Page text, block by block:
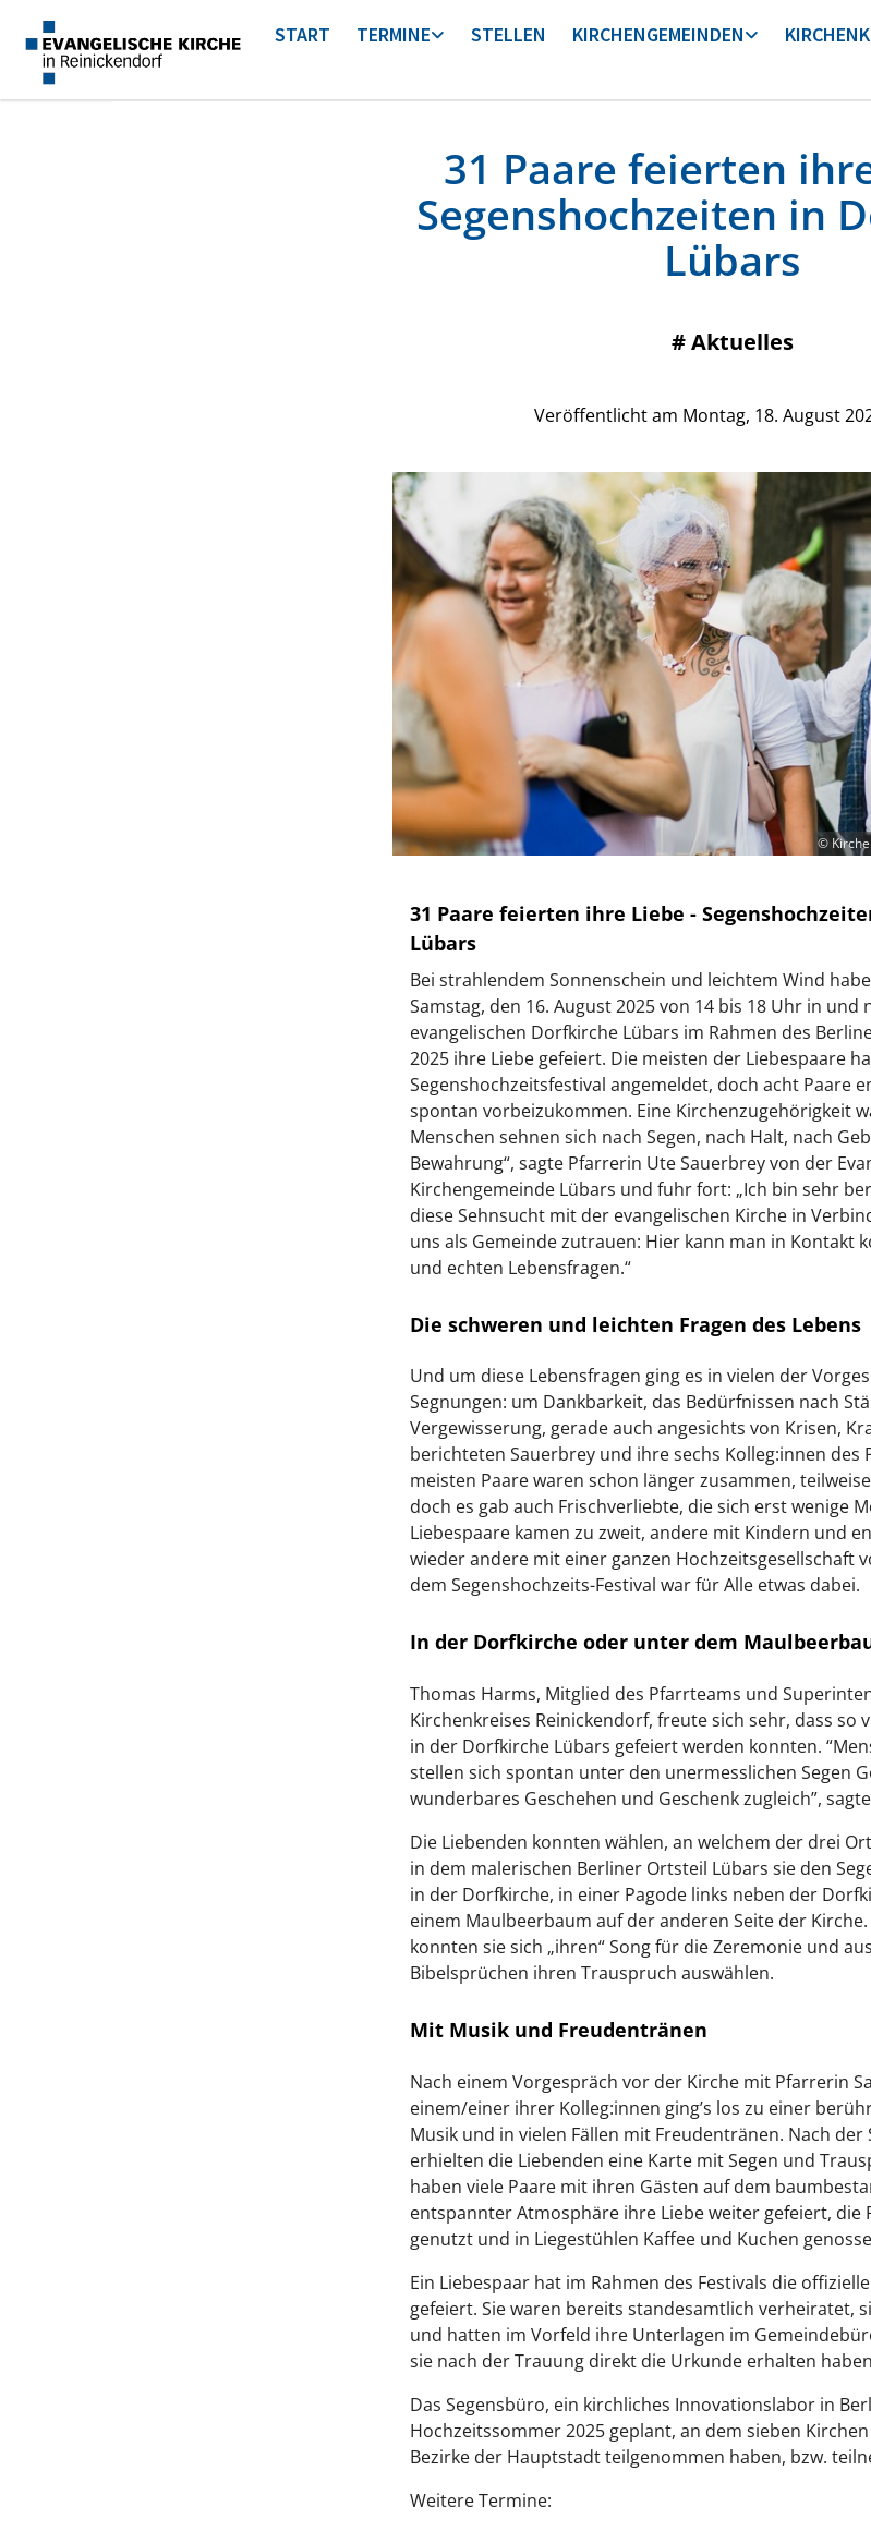
START TERMINE STELLEN KIRCHENGEMEINDEN
31 Paare feierten
Segenshochzeiten in
Lübars
#Aktuelles
Veröffentlicht am Montag, 18. August
©
31 Paare feierten ihre Liebe -
Lübars
Bei strahlendem Sonnenschein und leichtem Wind
Samstag, den 16. August 2025 von 14 bis 18 Uhr in und
evangelischen Dorfkirche Lübars im Rahmen des
2025 ihre Liebe gefeiert. Die meisten der Liebespaare
Segenshochzeitsfestival angemeldet, doch acht Paare
spontan vorbeizukommen. Eine Kirchenzugehörigkeit
Menschen sehnen sich nach Segen, nach Halt, nach
Bewahrung“, sagte Pfarrerin Ute Sauerbrey von der
Kirchengemeinde Lübars und fuhr fort: „Ich bin sehr
diese Sehnsucht mit der evangelischen Kirche in
uns als Gemeinde zutrauen: Hier kann man in Kontakt
und echten Lebensfragen.“
Die schweren und leichten Fragen des Lebens
Und um diese Lebensfragen ging es in vielen der
Segnungen: um Dankbarkeit, das Bedürfnissen nach
Vergewisserung, gerade auch angesichts von Krisen,
berichteten Sauerbrey und ihre sechs Kolleg:innen des
meisten Paare waren schon länger zusammen,
doch es gab auch Frischverliebte, die sich erst wenige
Liebespaare kamen zu zweit, andere mit Kindern und
wieder andere mit einer ganzen Hochzeitsgesellschaft
dem Segenshochzeits-Festival war für Alle etwas dabei.
In der Dorfkirche oder unter dem
Thomas Harms, Mitglied des Pfarrteams und
Kirchenkreises Reinickendorf, freute sich sehr, dass so
in der Dorfkirche Lübars gefeiert werden konnten.
stellen sich spontan unter den unermesslichen Segen
wunderbares Geschehen und Geschenk zugleich”,
Die Liebenden konnten wählen, an welchem der drei
in dem malerischen Berliner Ortsteil Lübars sie den
in der Dorfkirche, in einer Pagode links neben der
einem Maulbeerbaum auf der anderen Seite der
konnten sie sich „ihren“ Song für die Zeremonie und
Bibelsprüchen ihren Trauspruch auswählen.
Mit Musik und Freudentränen
Nach einem Vorgespräch vor der Kirche mit Pfarrerin
einem/einer ihrer Kolleg:innen ging’s los zu einer
Musik und in vielen Fällen mit Freudentränen. Nach der
erhielten die Liebenden eine Karte mit Segen und
haben viele Paare mit ihren Gästen auf dem
entspannter Atmosphäre ihre Liebe weiter gefeiert, die
genutzt und in Liegestühlen Kaffee und Kuchen
Ein Liebespaar hat im Rahmen des Festivals die
gefeiert. Sie waren bereits standesamtlich verheiratet,
und hatten im Vorfeld ihre Unterlagen im
sie nach der Trauung direkt die Urkunde erhalten
Das Segensbüro, ein kirchliches Innovationslabor in
Hochzeitssommer 2025 geplant, an dem sieben
Bezirke der Hauptstadt teilgenommen haben, bzw.
Weitere Termine: